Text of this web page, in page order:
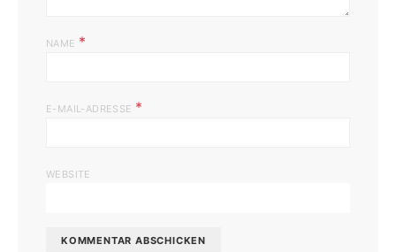
NAME *
E-MAIL-ADRESSE *
WEBSITE